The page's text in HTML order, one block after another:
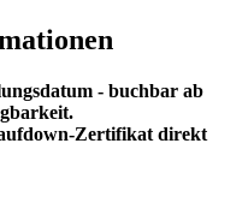
- buchbar ab
Zertifikat direkt